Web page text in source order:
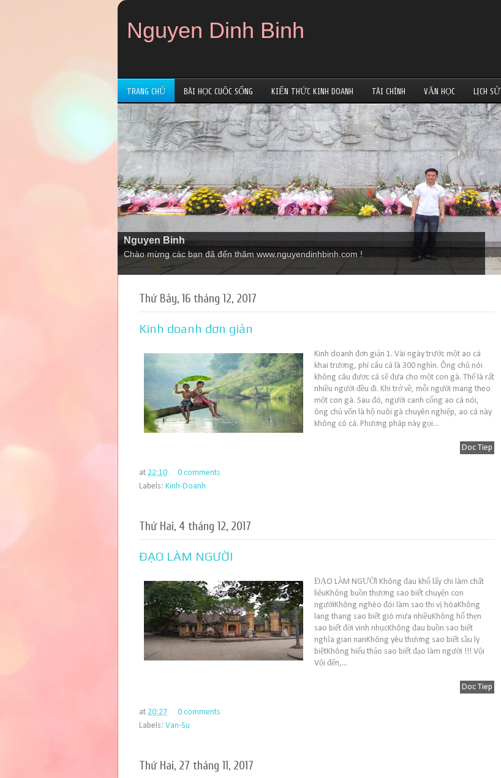
Nguyen Dinh Binh
TRANG CHỦ BÀI HỌC CUỘC SỐNG KIẾN THỨC KINH DOANH TÀI CHÍNH VĂN HỌC LỊCH SỬ
Nguyen Binh
Chào mừng các bạn đã đến thăm www.nguyendinhbinh.com !
Thứ Bảy, 16 tháng 12, 2017
Kinh doanh đơn giản
Kinh doanh đơn giản 1. Vài ngày trước một ao cá
khai trương, phí câu cá là 300 nghìn. Ông chủ nói
không câu được cá sẽ đưa cho một con gà. Thế là rất
nhiều người đều đi. Khi trở về, mỗi người mang theo
một con gà. Sau đó, người canh cổng ao cá nói,
ông chủ vốn là hộ nuôi gà chuyên nghiệp, ao cá này
không có cá. Phương pháp này gọi...
Doc Tiep
at 22:10
0 comments
Labels: Kinh-Doanh
Thứ Hai, 4 tháng 12, 2017
ĐẠO LÀM NGƯỜI
ĐẠO LÀM NGƯỜI Không đau khổ lấy chi làm chất
liệuKhông buồn thương sao biết chuyện con
ngườiKhông nghèo đói làm sao thi vị hóaKhông
lang thang sao biết gió mưa nhiềuKhông hổ thẹn
sao biết đời vinh nhụcKhông đau buồn sao biết
nghĩa gian nanKhông yêu thương sao biết sầu ly
biệtKhông hiếu thảo sao biết đạo làm người !!! Vội
Vội đến,...
Doc Tiep
at 20:27
0 comments
Labels: Van-Su
Thứ Hai, 27 tháng 11, 2017